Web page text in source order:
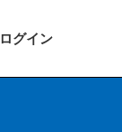
ログイン